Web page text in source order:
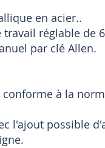
en acier..
réglable de
par clé Allen.
à la
l'ajout possible